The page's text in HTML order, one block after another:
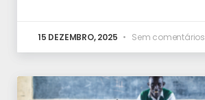
15 DEZEMBRO, 2025 Sem comentários